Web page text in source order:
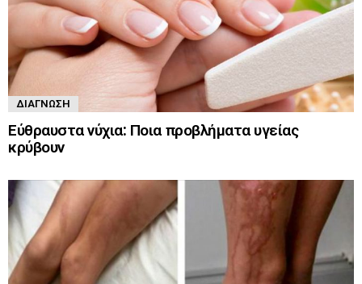
ΔΙΆΓΝΩΣΗ
Εύθραυστα νύχια: Ποια προβλήματα υγείας
κρύβουν